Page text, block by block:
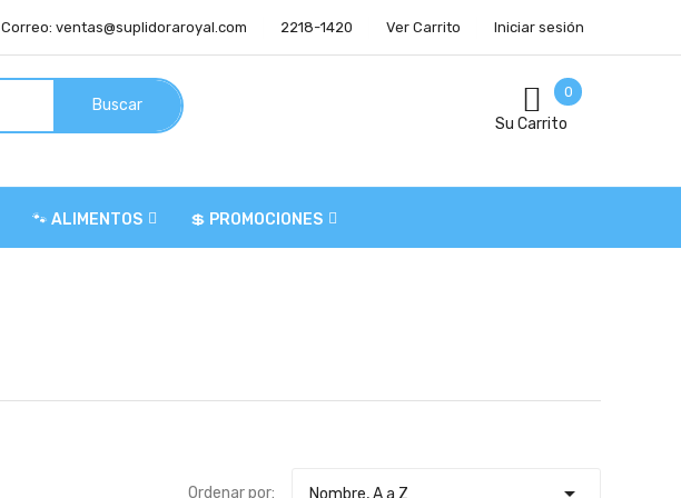
Iniciar sesión
Ver Carrito
2218-1420
Correo: ventas@suplidoraroyal.com
Buscar
0
Su Carrito
🐾 ALIMENTOS 💲 PROMOCIONES
Ordenar por: Nombre, A a Z